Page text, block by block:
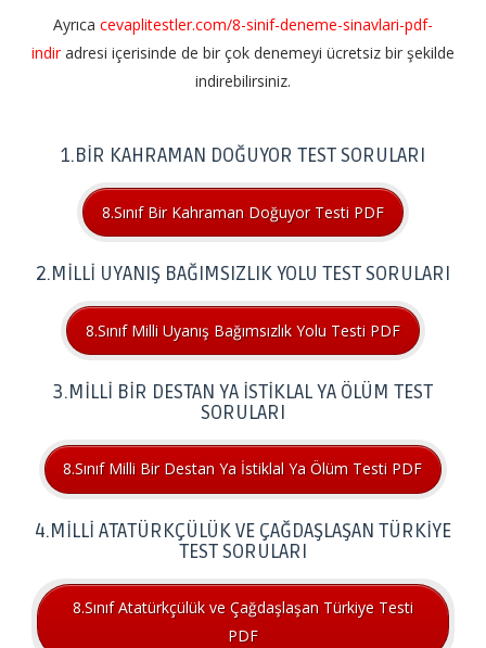
Ayrıca cevaplitestler.com/8-sinif-deneme-sinavlari-pdf-
indiradresi içerisinde de bir çok denemeyi ücretsiz bir şekilde
indirebilirsiniz.
1.BİR KAHRAMAN DOĞUYOR TEST SORULARI
8.Sınıf Bir Kahraman Doğuyor Testi PDF
2.MİLLİ UYANIŞ BAĞIMSIZLIK YOLU TEST SORULARI
8.Sınıf Milli Uyanış Bağımsızlık Yolu Testi PDF
3.MİLLİ BİR DESTAN YA İSTİKLAL YA ÖLÜM TEST
SORULARI
8.Sınıf Milli Bir Destan Ya İstiklal Ya Ölüm Testi PDF
4.MİLLİ ATATÜRKÇÜLÜK VE ÇAĞDAŞLAŞAN TÜRKİYE
TEST SORULARI
8.Sınıf Atatürkçülük ve Çağdaşlaşan Türkiye Testi
PDF